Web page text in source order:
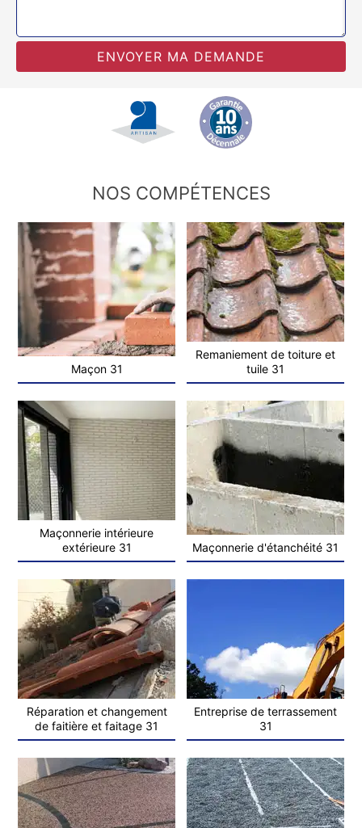
NOS COMPÉTENCES
Maçon 31
Remaniement de toiture et
tuile 31
Maçonnerie intérieure
extérieure 31
Maçonnerie d'étanchéité 31
Réparation et changement
de faitière et faitage 31
Entreprise de terrassement
31